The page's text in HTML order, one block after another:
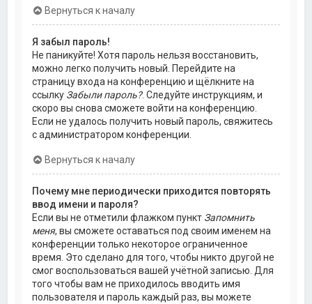
Вернуться к началу
Я забыл пароль!
Не паникуйте! Хотя пароль нельзя восстановить,
можно легко получить новый. Перейдите на
страницу входа на конференцию и щёлкните на
ссылку Забыли пароль?. Следуйте инструкциям, и
скоро вы снова сможете войти на конференцию.
Если не удалось получить новый пароль, свяжитесь
с администратором конференции.
Вернуться к началу
Почему мне периодически приходится повторять
ввод имени и пароля?
Если вы не отметили флажком пункт Запомнить
меня, вы сможете оставаться под своим именем на
конференции только некоторое ограниченное
время. Это сделано для того, чтобы никто другой не
смог воспользоваться вашей учётной записью. Для
того чтобы вам не приходилось вводить имя
пользователя и пароль каждый раз, вы можете